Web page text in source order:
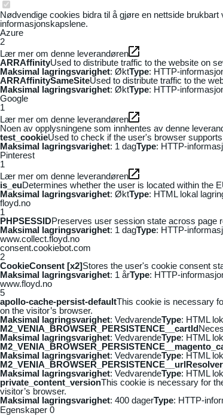
Nødvendige cookies bidra til å gjøre en nettside
informasjonskapslene.
Azure
2
Lær mer om denne leverandøren
ARRAffinityUsed to distribute traffic to the website on
Maksimal lagringsvarighet: ØktType: HTTP-
ARRAffinitySameSiteUsed to distribute traffic to the
Maksimal lagringsvarighet: ØktType: HTTP-
Google
1
Lær mer om denne leverandøren
Noen av opplysningene som innhentes av denne
test_cookieUsed to check if the user's browser
Maksimal lagringsvarighet: 1 dagType: HTTP-
Pinterest
1
Lær mer om denne leverandøren
is_euDetermines whether the user is located within the
Maksimal lagringsvarighet: ØktType: HTML lokal
floyd.no
1
PHPSESSIDPreserves user session state across page
Maksimal lagringsvarighet: 1 dagType: HTTP-
www.collect.floyd.no
consent.cookiebot.com
2
CookieConsent [x2]Stores the user's cookie consent
Maksimal lagringsvarighet: 1 årType: HTTP-
www.floyd.no
5
apollo-cache-persist-defaultThis cookie is necessary
on the visitor’s browser.
Maksimal lagringsvarighet: VedvarendeType: HTML
M2_VENIA_BROWSER_PERSISTENCE__cartId
Maksimal lagringsvarighet: VedvarendeType: HTML
Maksimal lagringsvarighet: VedvarendeType: HTML
Maksimal lagringsvarighet: VedvarendeType: HTML
private_content_versionThis cookie is necessary for
visitor’s browser.
Maksimal lagringsvarighet: 400 dagerType: HTTP-
Egenskaper 0